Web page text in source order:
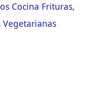
Cocina Frituras,
Vegetarianas